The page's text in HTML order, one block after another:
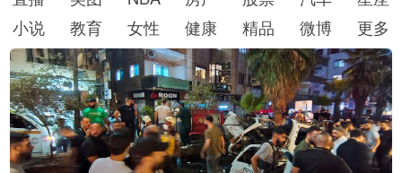
小说
教育 女性 健康 精品 微博 更多